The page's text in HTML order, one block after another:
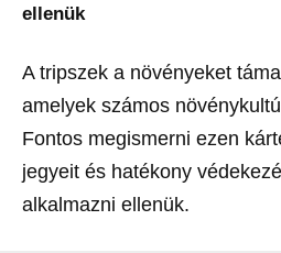
ellenük
A tripszek a növényeket
amelyek számos
Fontos megismerni ezen
jegyeit és hatékony
alkalmazni ellenük.